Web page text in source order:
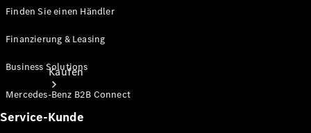
Kaufen
Finden Sie einen Händler
Finanzierung & Leasing
Business Solutions
Mercedes-Benz B2B Connect
Service-Kunde